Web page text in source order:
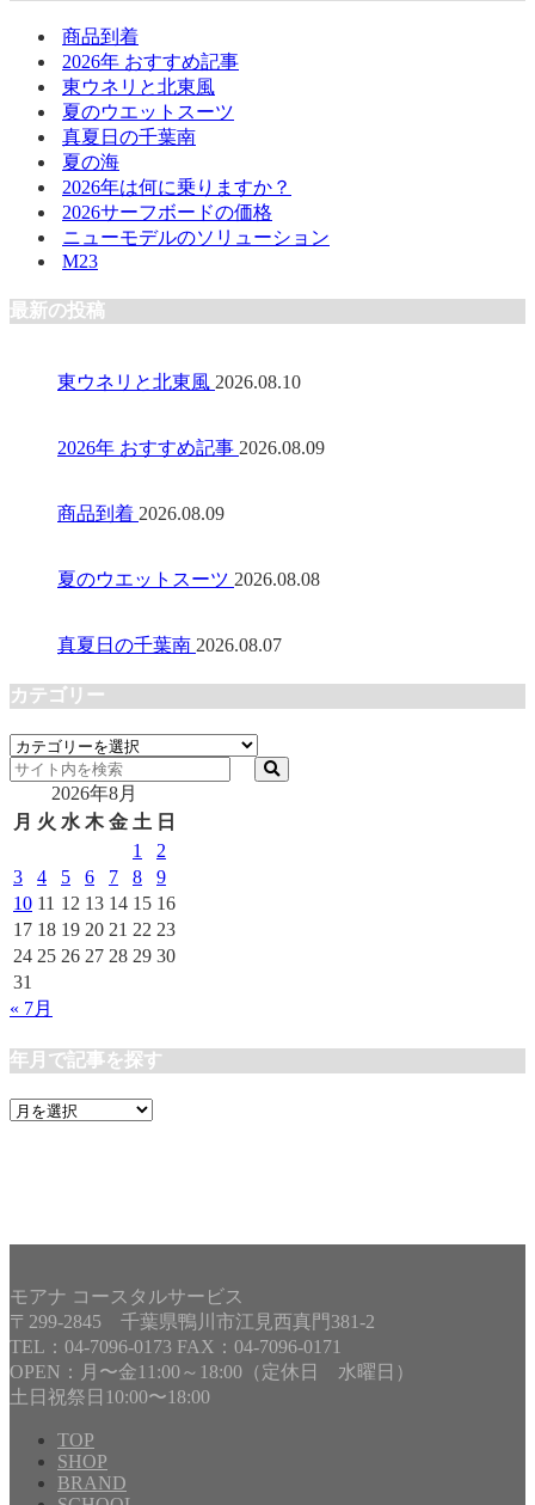
商品到着
2026年 おすすめ記事
東ウネリと北東風
夏のウエットスーツ
真夏日の千葉南
夏の海
2026年は何に乗りますか？
2026サーフボードの価格
ニューモデルのソリューション
M23
最新の投稿
東ウネリと北東風 2026.08.10
2026年 おすすめ記事 2026.08.09
商品到着 2026.08.09
夏のウエットスーツ 2026.08.08
真夏日の千葉南 2026.08.07
カテゴリー
カ
テ
リ
2026年8月
月 火 水 木 金 土 日
1
2
3
4 5 6 7 8
9
10 11 12 13 14 15 16
17 18 19 20 21 22 23
24 25 26 27 28 29 30
31
« 7月
年月で記事を探す
年
モアナ コースタルサービス
〒299-2845 千葉県鴨川市江見西真門381-2
TEL：04-7096-0173 FAX：04-7096-0171
OPEN：月〜金11:00～18:00（定休日 水曜日）
土日祝祭日10:00〜18:00
TOP
SHOP
BRAND